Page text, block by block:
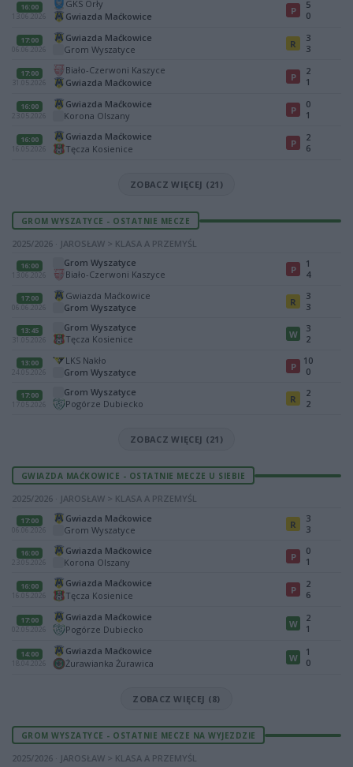
16:00
13.06.2026
GKS Orły
Gwiazda Maćkowice
P
5
0
17:00
06.06.2026
Gwiazda Maćkowice
Grom Wyszatyce
R
3
3
17:00
31.05.2026
Biało-Czerwoni Kaszyce
Gwiazda Maćkowice
P
2
1
16:00
23.05.2026
Gwiazda Maćkowice
Korona Olszany
P
0
1
16:00
16.05.2026
Gwiazda Maćkowice
Tęcza Kosienice
P
2
6
ZOBACZ WIĘCEJ (21)
GROM WYSZATYCE - OSTATNIE MECZE
2025/2026 · JAROSŁAW > KLASA A PRZEMYŚL
16:00
13.06.2026
Grom Wyszatyce
Biało-Czerwoni Kaszyce
P
1
4
17:00
06.06.2026
Gwiazda Maćkowice
Grom Wyszatyce
R
3
3
13:45
31.05.2026
Grom Wyszatyce
Tęcza Kosienice
W
3
2
13:00
24.05.2026
LKS Nakło
Grom Wyszatyce
P
10
0
17:00
17.05.2026
Grom Wyszatyce
Pogórze Dubiecko
R
2
2
ZOBACZ WIĘCEJ (21)
GWIAZDA MAĆKOWICE - OSTATNIE MECZE U SIEBIE
2025/2026 · JAROSŁAW > KLASA A PRZEMYŚL
17:00
06.06.2026
Gwiazda Maćkowice
Grom Wyszatyce
R
3
3
16:00
23.05.2026
Gwiazda Maćkowice
Korona Olszany
P
0
1
16:00
16.05.2026
Gwiazda Maćkowice
Tęcza Kosienice
P
2
6
17:00
02.05.2026
Gwiazda Maćkowice
Pogórze Dubiecko
W
2
1
14:00
18.04.2026
Gwiazda Maćkowice
Żurawianka Żurawica
W
1
0
ZOBACZ WIĘCEJ (8)
GROM WYSZATYCE - OSTATNIE MECZE NA WYJEZDZIE
2025/2026 · JAROSŁAW > KLASA A PRZEMYŚL